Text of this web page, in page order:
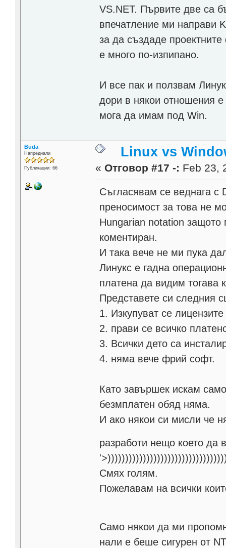
VS.NET. Първите две са
впечатление ми направи
за да създаде
е много по-изпипано.
И все пак и ползвам
дори в някои отношения
мога да имам под Win.
Buda
Напреднали
Публикации: 66
Linux vs
« Отговор #17 -: Feb 23,
Съгласявам се веднага с
преносимост за това не
Hungarian notation защото
коментиран.
И така вече не ми пука
Линукс е гадна
платена да видим тогава
Представете си следния
1. Изкупуват се
2. прави се всичко
3. Всички дето са
4. няма вече фрий софт.
Като завършек искам
безмплатен обяд няма.
И ако някои си мисли че
разработи нещо което да
'>
Смях голям.
Пожелавам на всички
Само някои да ми
нали е беше сигурен от